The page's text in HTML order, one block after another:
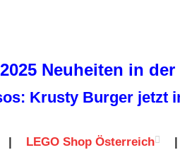
Neuheiten in
Krusty Burger jetzt
LEGO Shop Österreich